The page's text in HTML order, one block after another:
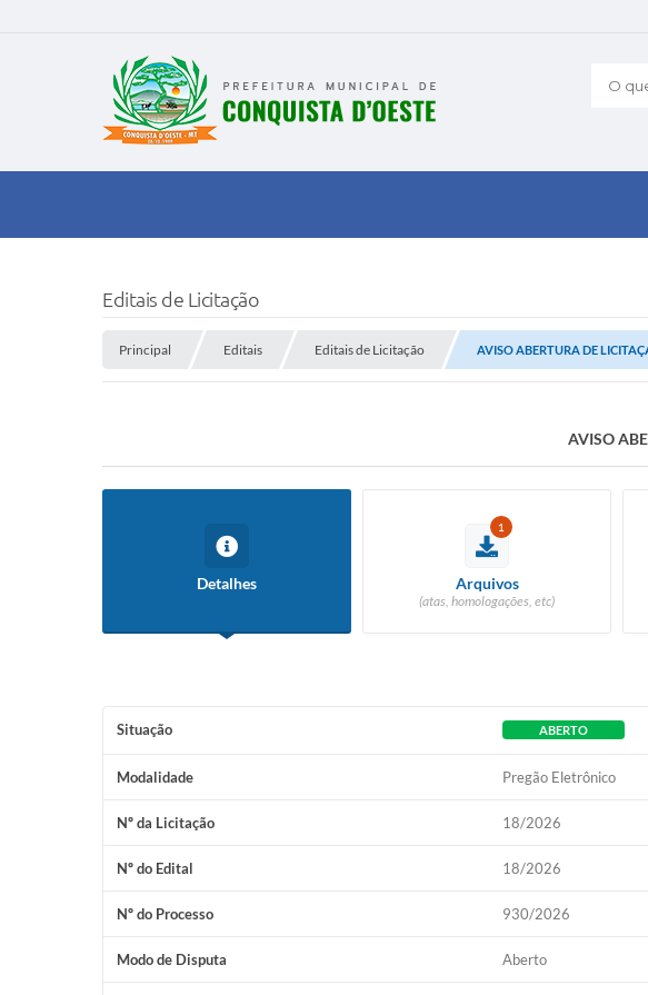
O
Editais de Licitação
Principal Editais Editais de Licitação AVISO ABERTURA DE
AVISO
Detalhes
1
Arquivos
(atas, homologações, etc)
Situação ABERTO
Modalidade Pregão Eletrônico
Nº da Licitação 18/2026
Nº do Edital 18/2026
Nº do Processo 930/2026
Modo de Disputa Aberto